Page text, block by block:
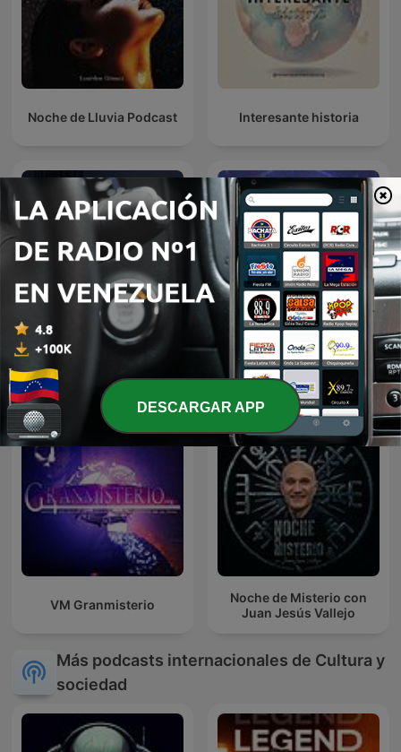
Noche de Lluvia Podcast Interesante historia
BBVA Aprendemos juntos
Oculto tras la sombra
Juan Jesús Vallejo
VM Granmisterio
Noche de Misterio con
Juan Jesús Vallejo
Más podcasts internacionales de Cultura y
sociedad
DESCARGAR APP